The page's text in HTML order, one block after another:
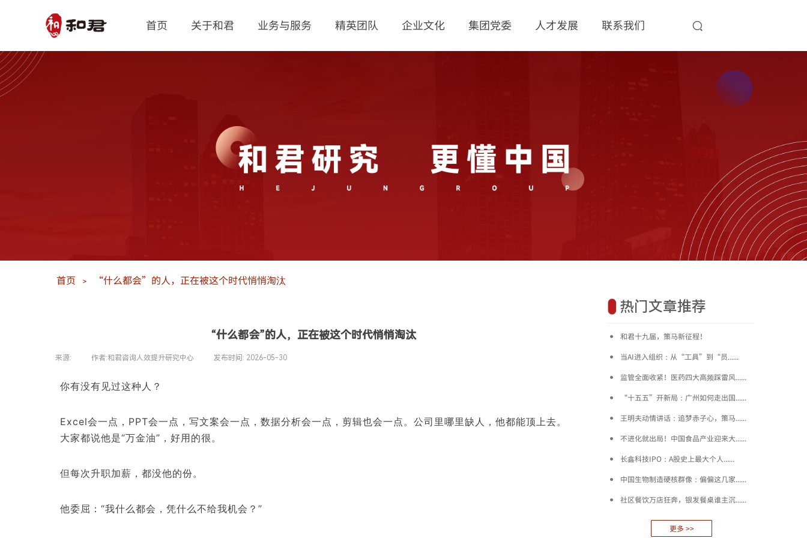
首页 关于和君 业务与服务 精英团队 企业文化 集团党委 人才发展 联系我们
首页 ＞ “什么都会”的人，正在被这个时代悄悄淘汰
热门文章推荐
和君十九届，策马新征程！
当AI进入组织：从“工具”到“员......
监管全面收紧！医药四大高频踩雷风......
“十五五”开新局：广州如何走出国......
王明夫动情讲话：追梦赤子心，策马......
不进化就出局！中国食品产业迎来大......
长鑫科技IPO：A股史上最大个人......
中国生物制造硬核群像：偏偏这几家......
社区餐饮万店狂奔，银发餐桌谁主沉......
更多 >>
“什么都会”的人，正在被这个时代悄悄淘汰
来源: 作者:和君咨询人效提升研究中心 发布时间: 2026-05-30
你有没有见过这种人？
Excel会一点，PPT会一点，写文案会一点，数据分析会一点，剪辑也会一点。公司里哪里缺人，他都能顶上去。
大家都说他是“万金油”，好用的很。
但每次升职加薪，都没他的份。
他委屈：“我什么都会，凭什么不给我机会？”